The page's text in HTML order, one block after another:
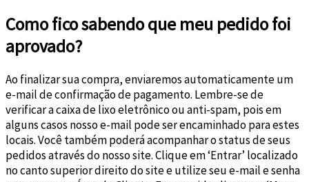
Como fico sabendo que meu pedido foi
aprovado?
Ao finalizar sua compra, enviaremos automaticamente um
e-mail de confirmação de pagamento. Lembre-se de
verificar a caixa de lixo eletrônico ou anti-spam, pois em
alguns casos nosso e-mail pode ser encaminhado para estes
locais. Você também poderá acompanhar o status de seus
pedidos através do nosso site. Clique em ‘Entrar’ localizado
no canto superior direito do site e utilize seu e-mail e senha